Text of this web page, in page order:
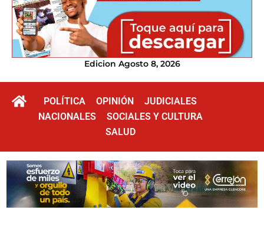
Edicion Agosto 8, 2026
POLÍTICA OPINIÓN
JUDICIALES
NACIONALES
SOCIALES Y CULTURA
SALUD